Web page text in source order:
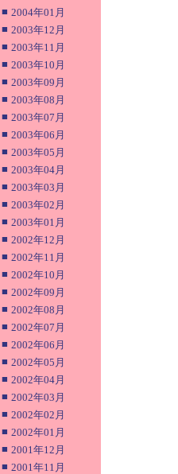
■ 2004年01月
■ 2003年12月
■ 2003年11月
■ 2003年10月
■ 2003年09月
■ 2003年08月
■ 2003年07月
■ 2003年06月
■ 2003年05月
■ 2003年04月
■ 2003年03月
■ 2003年02月
■ 2003年01月
■ 2002年12月
■ 2002年11月
■ 2002年10月
■ 2002年09月
■ 2002年08月
■ 2002年07月
■ 2002年06月
■ 2002年05月
■ 2002年04月
■ 2002年03月
■ 2002年02月
■ 2002年01月
■ 2001年12月
■ 2001年11月